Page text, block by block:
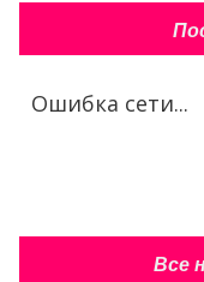
Ошибка сети...
Все